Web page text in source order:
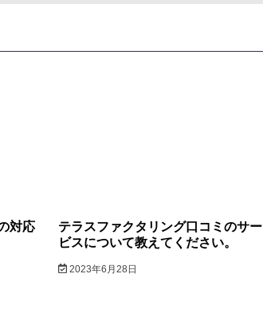
対応
テラスファクタリング口コミのサー
ビスについて教えてください。
2023年6月28日